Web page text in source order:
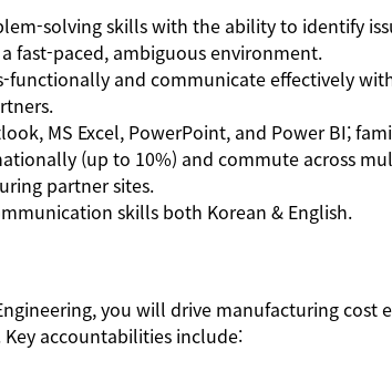
solving skills with the ability to identify
fast-paced, ambiguous environment.
functionally and communicate effectively
MS Excel, PowerPoint, and Power BI;
(up to 10%) and commute across
partner sites.
skills both Korean & English.
you will drive manufacturing cost
Key accountabilities include: